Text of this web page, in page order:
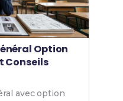
Option
Conseils
avec option